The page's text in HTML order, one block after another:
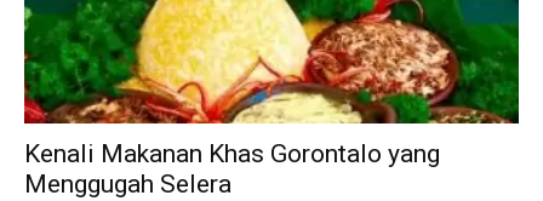
Kenali Makanan Khas Gorontalo yang
Menggugah Selera